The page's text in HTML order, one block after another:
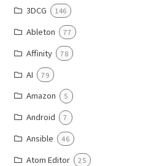
3DCG 146
Ableton 77
Affinity 78
AI 79
Amazon 5
Android 7
Ansible 46
Atom Editor 25